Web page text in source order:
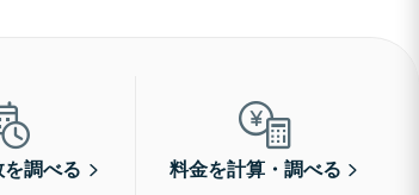
調べる 料金を計算・調べる